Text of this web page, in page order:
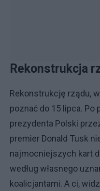
Rekonstrukcja
Rekonstrukcję rządu,
poznać do 15 lipca. Po
prezydenta Polski
premier Donald Tusk
najmocniejszych kart
według własnego
koalicjantami. A ci,